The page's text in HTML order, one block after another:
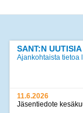
SANT:N UUTISIA
Ajankohtaista tietoa
11.6.2026
Jäsentiedote